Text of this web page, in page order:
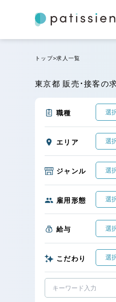
トップ 求人一覧
東京都 販売・接客の
職種 選
エリア 選
ジャンル 選
雇用形態 選
給与 選
こだわり 選